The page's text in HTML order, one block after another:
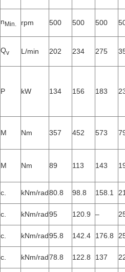
nMin. rpm 500 500 500
Qv L/min 202 234 275
P kW 134 156 183
M Nm 357 452 573
M Nm 89 113 143
c. kNm/rad80.8 98.8 158.1
c. kNm/rad95 120.9 –
c. kNm/rad95.8 142.4 176.8
c. kNm/rad78.8 122.8 137